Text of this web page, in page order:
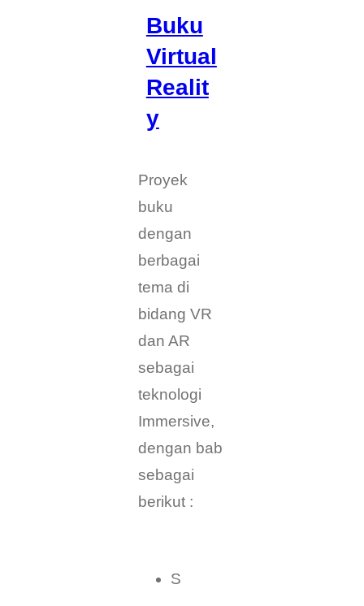
Buku
Virtual
Realit
y
Proyek
buku
dengan
berbagai
tema di
bidang VR
dan AR
sebagai
teknologi
Immersive,
dengan bab
sebagai
berikut :
S